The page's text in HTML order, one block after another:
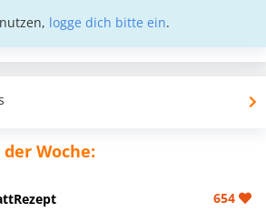
logge dich bitte ein.
der Woche:
654